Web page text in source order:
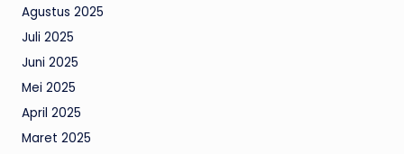
Agustus 2025
Juli 2025
Juni 2025
Mei 2025
April 2025
Maret 2025